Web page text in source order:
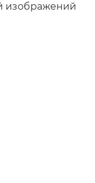
изображений